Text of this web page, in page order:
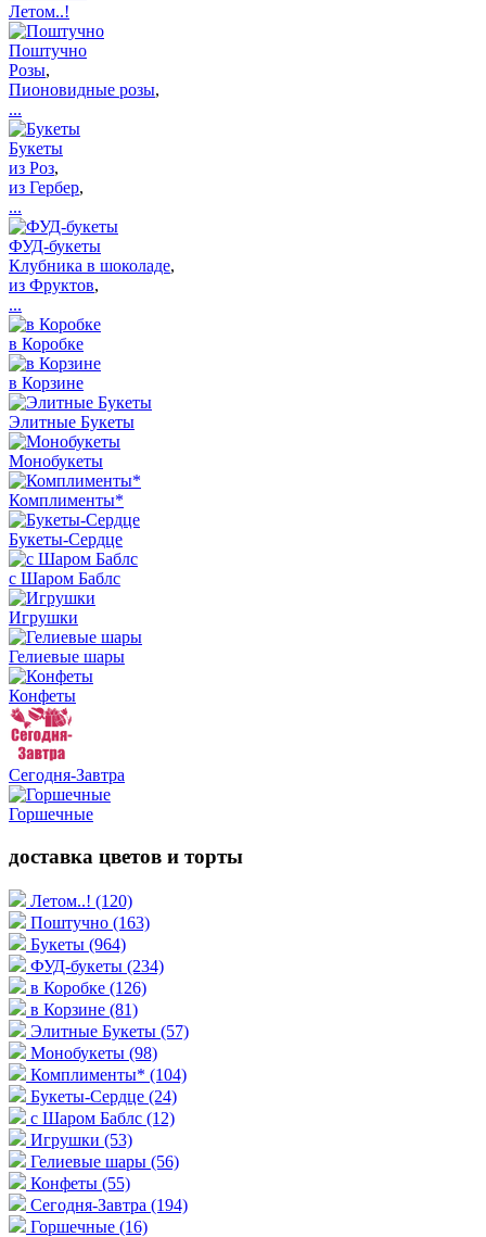
Летом..!
Поштучно
Розы,
Пионовидные розы,
...
Букеты
из Роз,
из Гербер,
...
ФУД-букеты
Клубника в шоколаде,
из Фруктов,
...
в Коробке
в Корзине
Элитные Букеты
Монобукеты
Комплименты*
Букеты-Сердце
с Шаром Баблс
Игрушки
Гелиевые шары
Конфеты
Сегодня-Завтра
Горшечные
доставка цветов и торты
Летом..! (120)
Поштучно (163)
Букеты (964)
ФУД-букеты (234)
в Коробке (126)
в Корзине (81)
Элитные Букеты (57)
Монобукеты (98)
Комплименты* (104)
Букеты-Сердце (24)
с Шаром Баблс (12)
Игрушки (53)
Гелиевые шары (56)
Конфеты (55)
Сегодня-Завтра (194)
Горшечные (16)